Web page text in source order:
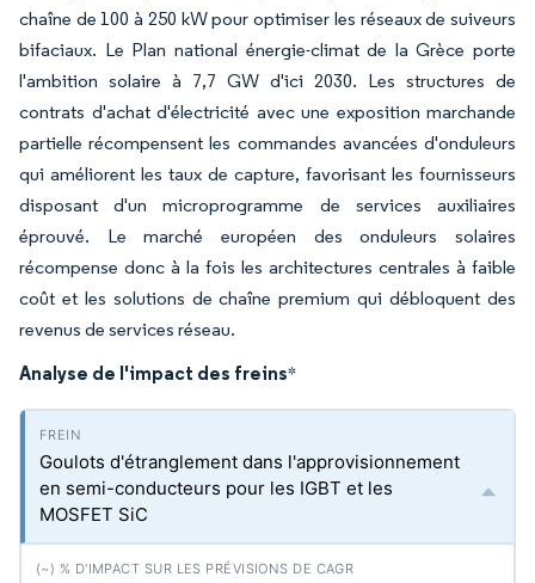
chaîne de 100 à 250 kW pour optimiser les réseaux de suiveurs
bifaciaux. Le Plan national énergie-climat de la Grèce porte
l'ambition solaire à 7,7 GW d'ici 2030. Les structures de
contrats d'achat d'électricité avec une exposition marchande
partielle récompensent les commandes avancées d'onduleurs
qui améliorent les taux de capture, favorisant les fournisseurs
disposant d'un microprogramme de services auxiliaires
éprouvé. Le marché européen des onduleurs solaires
récompense donc à la fois les architectures centrales à faible
coût et les solutions de chaîne premium qui débloquent des
revenus de services réseau.
Analyse de l'impact des freins*
Goulots d'étranglement dans l'approvisionnement
en semi-conducteurs pour les IGBT et les
MOSFET SiC